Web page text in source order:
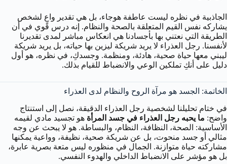
الجاذبية في نظره ليست عاطفة هوجاء، بل هي تقدير واعٍ لشخص
يشاركه نفس القيم المتعلقة بالصحة والنظام. إنه درس قوي في أن
الطريقة التي نعتني بها بأجسادنا هي انعكاس مباشر لمدى تقديرنا
لأنفسنا. رجل العذراء لا يريد شريكة ليزين بها حياته، بل يريد شريكة
ليبني معها حياة صحية، هادئة، ومنظمة. وجسدكِ، في نظره، هو أول
دليل على أنكِ تملكين الوعي والانضباط للقيام بذلك.
الخاتمة: الجسد هو مرآة الروح والنظام لدى العذراء
في ختام تحليلنا لشخصية رجل العذراء الدقيقة، نصل إلى استنتاج
واضح: ما يحبه رجل العذراء في جسد المرأة هو تجسيد مادي لقيمه
الأساسية: الصحة، النظافة، النظام، والبساطة. هو لا يبحث عن وجه
مثالي أو جسد منحوت، بل عن شريكة صحية، نظيفة، وواعية يمكنها
مشاركته حياة متوازنة. الجمال في منظوره ليس متعة بصرية عابرة،
بل هو مؤشر على الانضباط الداخلي والهدوء النفسي.